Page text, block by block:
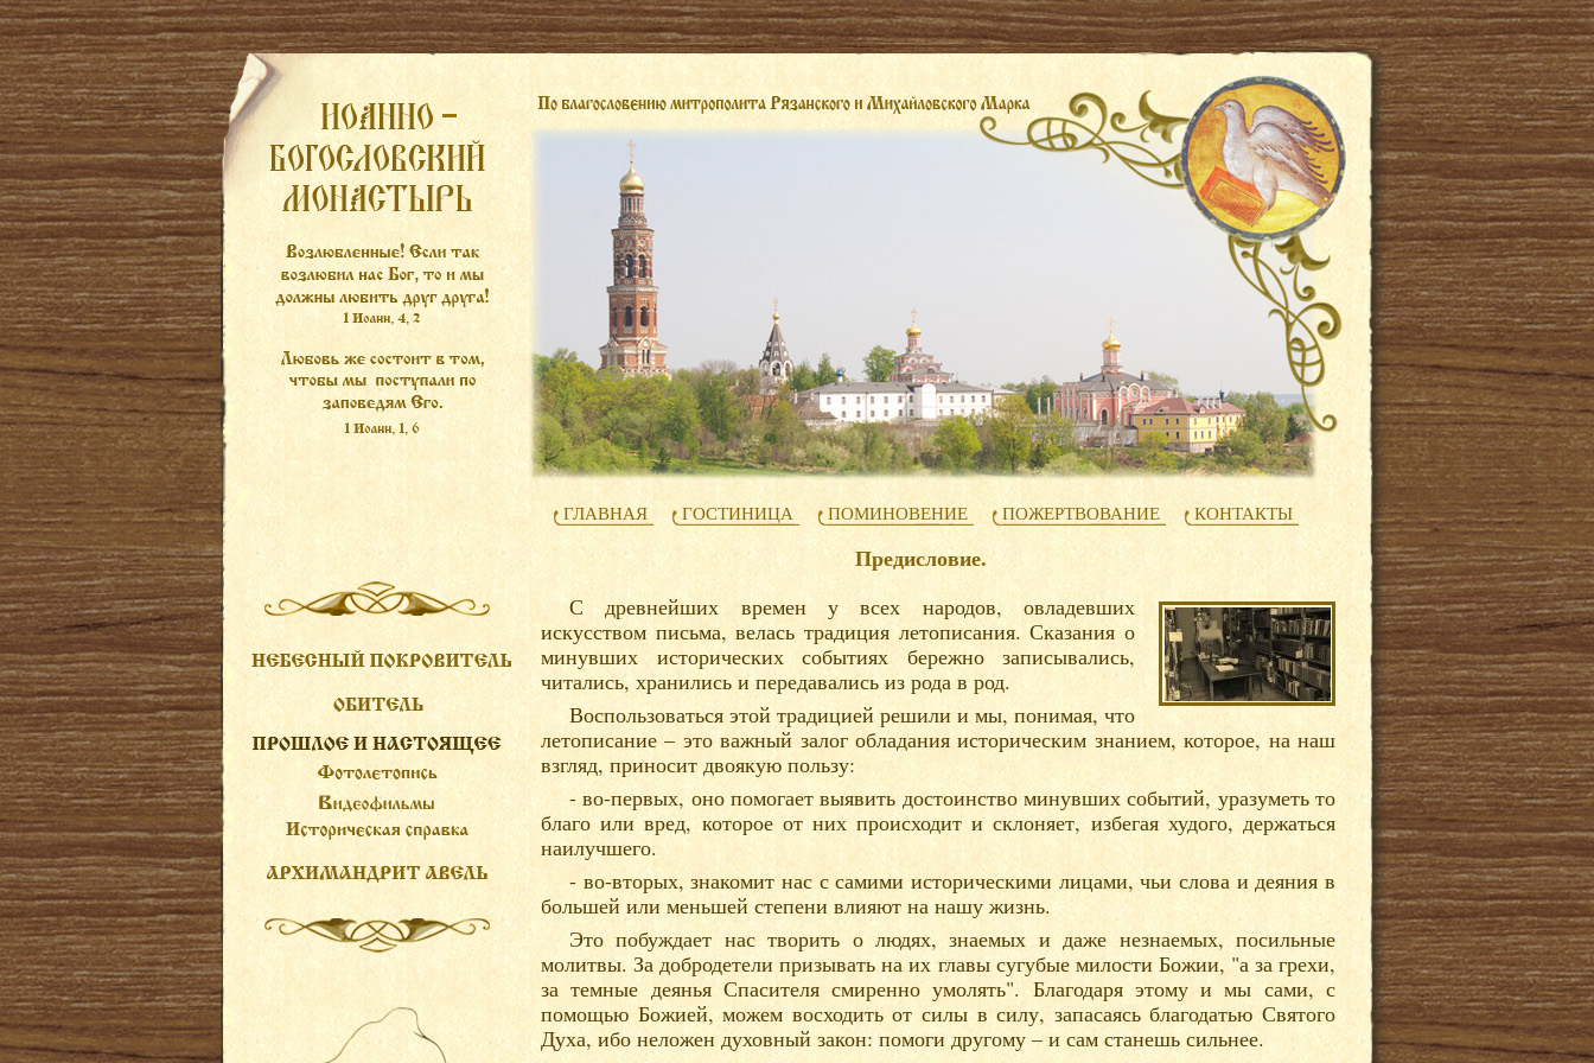
ГЛАВНАЯ ГОСТИНИЦА ПОМИНОВЕНИЕ ПОЖЕРТВОВАНИЕ КОНТАКТЫ
Предисловие.
С древнейших времен у всех народов, овладевших
искусством письма, велась традиция летописания. Сказания о
минувших исторических событиях бережно записывались,
читались, хранились и передавались из рода в род.
Воспользоваться этой традицией решили и мы, понимая, что
летописание – это важный залог обладания историческим знанием, которое, на наш
взгляд, приносит двоякую пользу:
- во-первых, оно помогает выявить достоинство минувших событий, уразуметь то
благо или вред, которое от них происходит и склоняет, избегая худого, держаться
наилучшего.
- во-вторых, знакомит нас с самими историческими лицами, чьи слова и деяния в
большей или меньшей степени влияют на нашу жизнь.
Это побуждает нас творить о людях, знаемых и даже незнаемых, посильные
молитвы. За добродетели призывать на их главы сугубые милости Божии, "а за грехи,
за темные деянья Спасителя смиренно умолять". Благодаря этому и мы сами, с
помощью Божией, можем восходить от силы в силу, запасаясь благодатью Святого
Духа, ибо неложен духовный закон: помоги другому – и сам станешь сильнее.